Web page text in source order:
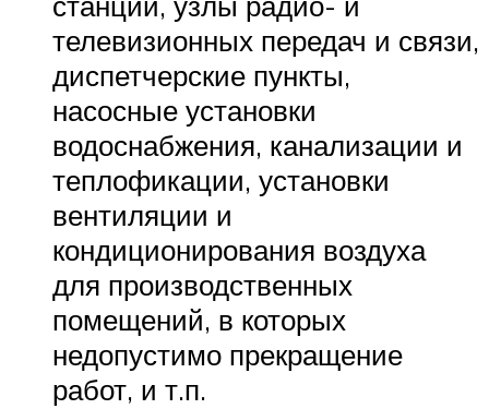
телевизионных передач и связи,
диспетчерские пункты,
насосные установки
водоснабжения, канализации и
теплофикации, установки
вентиляции и
кондиционирования воздуха
для производственных
помещений, в которых
недопустимо прекращение
работ, и т.п.